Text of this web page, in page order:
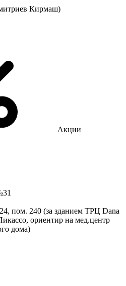
Кирмаш)
Акции
пом. 240 (за зданием ТРЦ Dana
ориентир на мед.центр
дома)